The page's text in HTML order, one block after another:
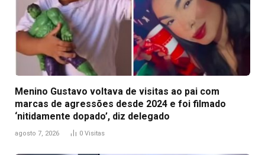
Menino Gustavo voltava de visitas ao pai com
marcas de agressões desde 2024 e foi filmado
‘nitidamente dopado’, diz delegado
agosto 7, 2026 0 Visitas